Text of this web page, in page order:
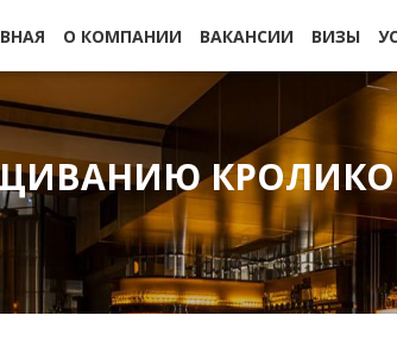
О КОМПАНИИ ВАКАНСИИ ВИЗЫ